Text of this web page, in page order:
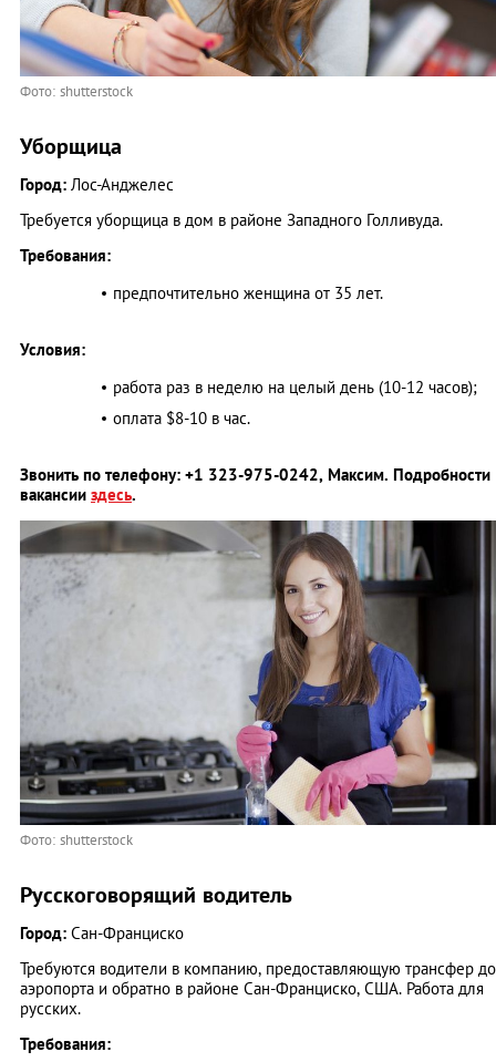
Фото: shutterstock
Уборщица
Город: Лос-Анджелес
Требуется уборщица в дом в районе Западного Голливуда.
Требования:
предпочтительно женщина от 35 лет.
Условия:
работа раз в неделю на целый день (10-12 часов);
оплата $8-10 в час.
Звонить по телефону: +1 323-975-0242, Максим. Подробности
вакансии здесь.
Фото: shutterstock
Русскоговорящий водитель
Город: Сан-Франциско
Требуются водители в компанию, предоставляющую трансфер до
аэропорта и обратно в районе Сан-Франциско, США. Работа для
русских.
Требования: